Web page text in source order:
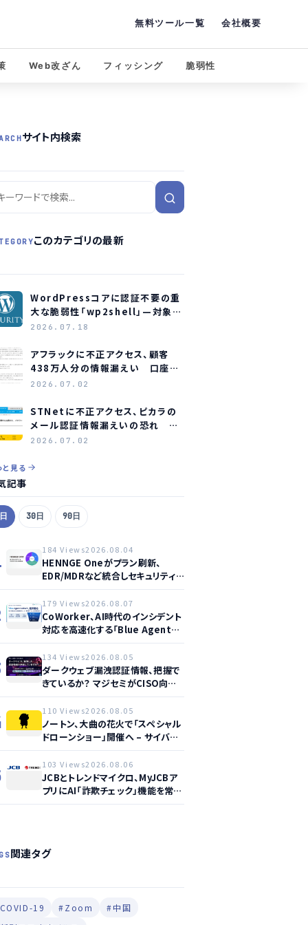
無料ツール一覧 会社概要
Web改ざん フィッシング 脆弱性
サイト内検索
このカテゴリの最新
WordPressコアに認証不要の重
大な脆弱性「wp2shell」—対象バ
ージョンと緊急対応
2026.07.18
アフラックに不正アクセス、顧客
438万人分の情報漏えい 口座情
報含む顧客も約23万人分
2026.07.02
STNetに不正アクセス、ピカラの
メール認証情報漏えいの恐れ 全
利用者にパスワード変更を要請
2026.07.02
と見る
記事
30日 90日
184 Views2026.08.04
HENNGE Oneがプラン刷新、
EDR/MDRなど統合しセキュリティ
強化へ
179 Views2026.08.07
CoWorker、AI時代のインシデント
対応を高速化する「Blue Agent
CoWork」を提供開始
134 Views2026.08.05
ダークウェブ漏洩認証情報、把握で
きているか？ マジセミがCISO向け
ウェビナー開催へ
110 Views2026.08.05
ノートン、大曲の花火で「スペシャル
ドローンショー」開催へ – サイバー
セーフティ啓発
103 Views2026.08.06
JCBとトレンドマイクロ、MyJCBア
プリにAI「詐欺チェック」機能を常設
し不正対策を強化
関連タグ
19 #Zoom
#中国